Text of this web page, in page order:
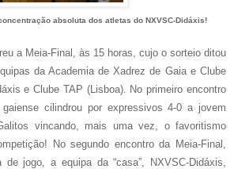
absoluta dos atletas do NXVSC-Didáxis!
a Meia-Final, às 15 horas, cujo o sorteio ditou
da Academia de Xadrez de Gaia e Clube
e Clube TAP (Lisboa). No primeiro encontro
cilindrou por expressivos 4-0 a jovem
vincando, mais uma vez, o favoritismo
No segundo encontro da Meia-Final,
jogo, a equipa da “casa”, NXVSC-Didáxis,